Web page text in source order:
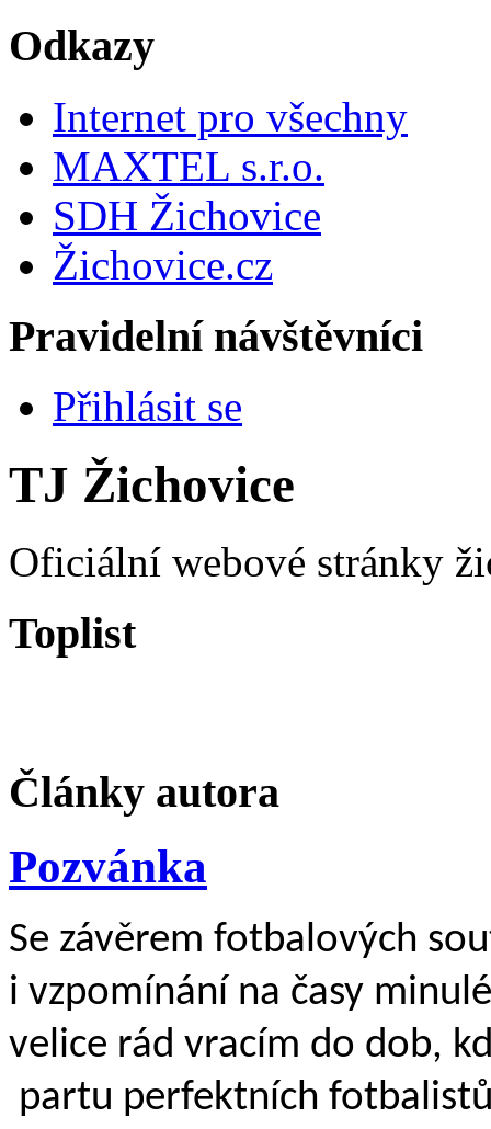
Odkazy
Internet pro všechny
MAXTEL s.r.o.
SDH Žichovice
Žichovice.cz
Pravidelní návštěvníci
Přihlásit se
TJ Žichovice
Oficiální webové stránky
Toplist
Články autora
Pozvánka
Se závěrem fotbalových
i vzpomínání na časy
velice rád vracím do dob,
partu perfektních